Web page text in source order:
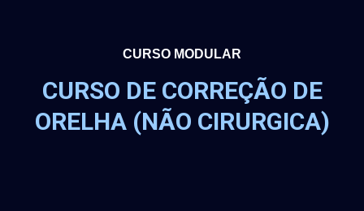
CURSO MODULAR
CURSO DE CORREÇÃO DE
ORELHA (NÃO CIRURGICA)